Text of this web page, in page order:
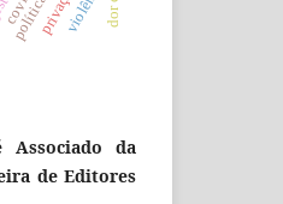
Associado da
de Editores